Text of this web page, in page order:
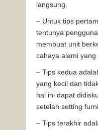
langsung.
– Untuk tips
tentunya
membuat unit
cahaya alami yang
– Tips kedua
yang kecil dan
hal ini dapat
setelah setting
– Tips terakhir